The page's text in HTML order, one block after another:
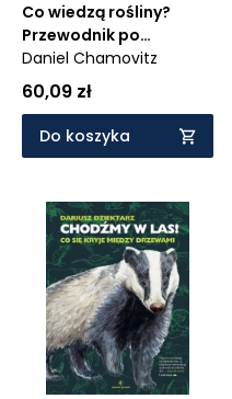
Co wiedzą rośliny?
Przewodnik po
zmysłach
Daniel Chamovitz
60,09 zł
Do koszyka